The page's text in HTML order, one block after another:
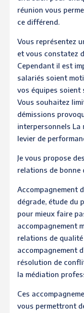
réunion vous
ce différend.
Vous représentez
et vous constatez
Cependant il est
salariés soient
vos équipes soient
Vous souhaitez
démissions
interpersonnels La
levier de
Je vous propose
relations de bonne
Accompagnement
dégrade, étude du
pour mieux faire
accompagnement
relations de
accompagnement
résolution de
la médiation
Ces
vous permettront